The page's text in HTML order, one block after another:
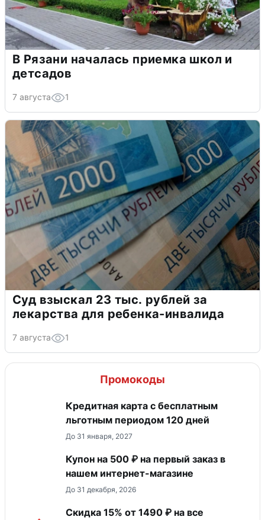
В Рязани началась приемка школ и
детсадов
7 августа 1
Суд взыскал 23 тыс. рублей за
лекарства для ребенка-инвалида
7 августа 1
Промокоды
Кредитная карта с бесплатным
льготным периодом 120 дней
До 31 января, 2027
Купон на 500 ₽ на первый заказ в
нашем интернет-магазине
До 31 декабря, 2026
Скидка 15% от 1490 ₽ на все